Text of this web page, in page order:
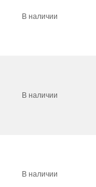
В наличии
В наличии
В наличии